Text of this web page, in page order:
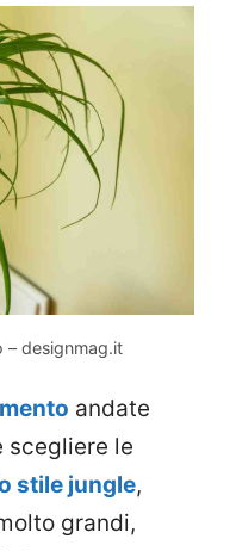
– designmag.it
andate
scegliere le
stile jungle,
grandi,